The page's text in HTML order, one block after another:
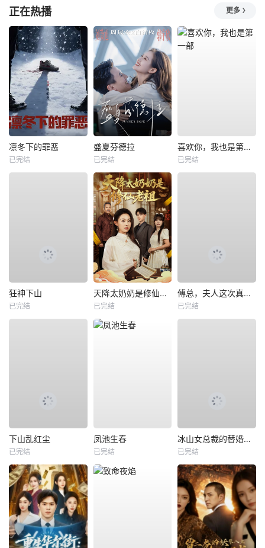
正在热播 更多
凛冬下的罪恶
已完结
盛夏芬德拉
已完结
喜欢你，我也是第一部
已完结
狂神下山
已完结
天降太奶奶是修仙老祖
已完结
傅总，夫人这次真的死了
已完结
下山乱红尘
已完结
凤池生春
已完结
冰山女总裁的替婚兵王
已完结